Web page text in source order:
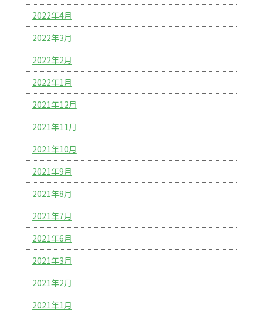
2022年4月
2022年3月
2022年2月
2022年1月
2021年12月
2021年11月
2021年10月
2021年9月
2021年8月
2021年7月
2021年6月
2021年3月
2021年2月
2021年1月